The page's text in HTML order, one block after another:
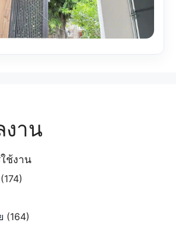
าน
ช้งาน
(174)
(164)